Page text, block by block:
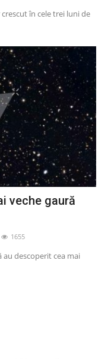
în cele trei luni de
veche gaură
1655
descoperit cea mai